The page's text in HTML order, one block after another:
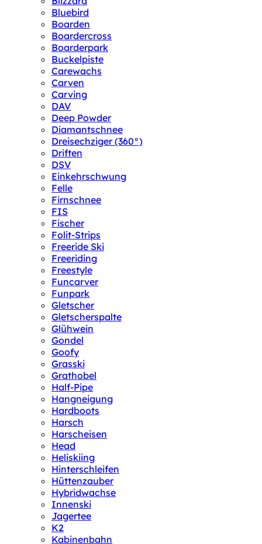
Bluebird
Boarden
Boardercross
Boarderpark
Buckelpiste
Carewachs
Carven
Carving
DAV
Deep Powder
Diamantschnee
Dreisechziger (360°)
Driften
DSV
Einkehrschwung
Felle
Firnschnee
FIS
Fischer
Folit-Strips
Freeride Ski
Freeriding
Freestyle
Funcarver
Funpark
Gletscher
Gletscherspalte
Glühwein
Gondel
Goofy
Grasski
Grathobel
Half-Pipe
Hangneigung
Hardboots
Harsch
Harscheisen
Head
Heliskiing
Hinterschleifen
Hüttenzauber
Hybridwachse
Innenski
Jagertee
K2
Kabinenbahn